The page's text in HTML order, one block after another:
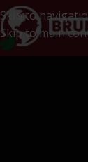
Skip to
Skip to main